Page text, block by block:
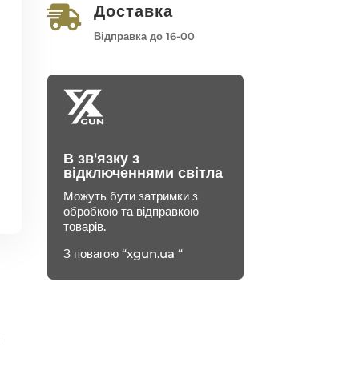
 Доставка
Відправка до 16-00
В зв'язку з
відключеннями світла
Можуть бути затримки з
обробкою та відправкою
товарів.
З повагою “xgun.ua “